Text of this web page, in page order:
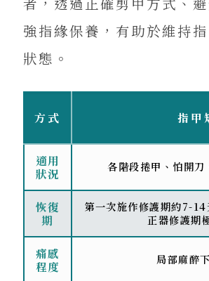
強指緣保養，有助於維持
狀態。
方式 指甲
適用
狀況
各階段捲甲、怕開刀
恢復
期
第一次施作修護期約7-
正器修護期
痛感
程度
局部麻醉